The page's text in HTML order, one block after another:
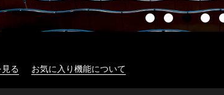
る お気に入り機能について